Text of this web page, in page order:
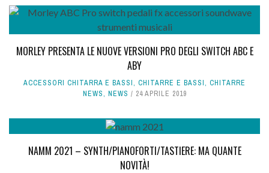
MORLEY PRESENTA LE NUOVE VERSIONI PRO DEGLI SWITCH ABC E
ABY
ACCESSORI CHITARRA E BASSI, CHITARRE E BASSI, CHITARRE
NEWS, NEWS 24 APRILE 2019
NAMM 2021 – SYNTH/PIANOFORTI/TASTIERE: MA QUANTE
NOVITÀ!